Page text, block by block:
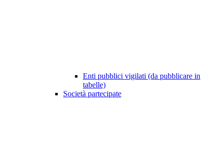
Enti pubblici vigilati (da pubblicare in
tabelle)
Società partecipate